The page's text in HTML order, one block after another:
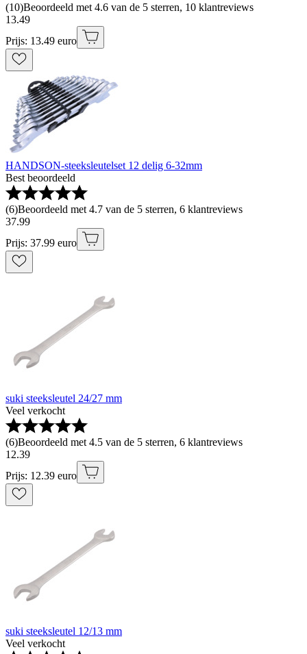
(10)Beoordeeld met 4.6 van de 5 sterren, 10 klantreviews
13.49
Prijs: 13.49 euro
HANDSON-steeksleutelset 12 delig 6-32mm
Best beoordeeld
(6)Beoordeeld met 4.7 van de 5 sterren, 6 klantreviews
37.99
Prijs: 37.99 euro
suki steeksleutel 24/27 mm
Veel verkocht
(6)Beoordeeld met 4.5 van de 5 sterren, 6 klantreviews
12.39
Prijs: 12.39 euro
suki steeksleutel 12/13 mm
Veel verkocht